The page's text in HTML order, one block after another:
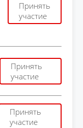
Принять
участие
Принять
участие
Принять
участие